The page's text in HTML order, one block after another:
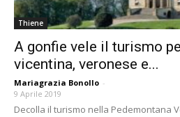
Thiene
A gonfie vele il turismo
vicentina, veronese e...
Mariagrazia Bonollo -
9 Aprile 2019
Decolla il turismo nella Pedemontana